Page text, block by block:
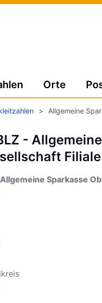
Orte
> Allgemeine
-
Allgemeine Sparkasse